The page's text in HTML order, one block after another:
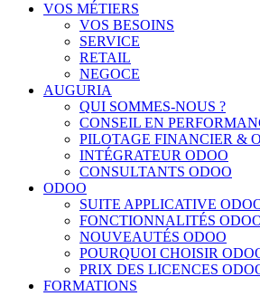
VOS MÉTIERS
VOS BESOINS
SERVICE
RETAIL
NEGOCE
AUGURIA
QUI SOMMES-NOUS ?
CONSEIL EN
PILOTAGE FINANCIER &
INTÉGRATEUR ODOO
CONSULTANTS ODOO
ODOO
SUITE APPLICATIVE
FONCTIONNALITÉS
NOUVEAUTÉS ODOO
POURQUOI CHOISIR
PRIX DES LICENCES
FORMATIONS